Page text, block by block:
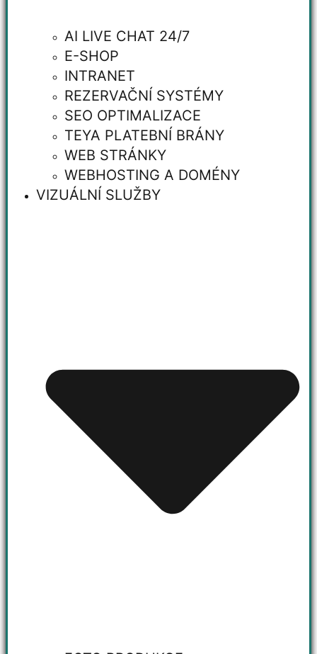
AI LIVE CHAT 24/7
E-SHOP
INTRANET
REZERVAČNÍ SYSTÉMY
SEO OPTIMALIZACE
TEYA PLATEBNÍ BRÁNY
WEB STRÁNKY
WEBHOSTING A DOMÉNY
VIZUÁLNÍ SLUŽBY